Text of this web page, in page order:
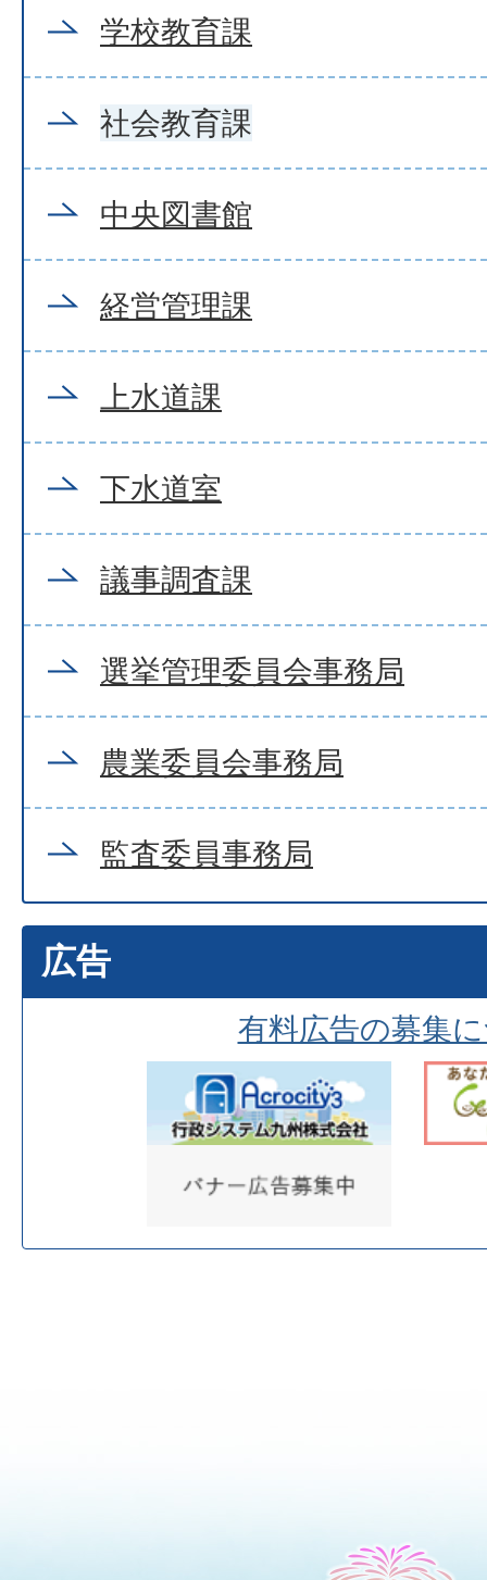
学校教育課
社会教育課
中央図書館
経営管理課
上水道課
下水道室
議事調査課
選挙管理委員会事務局
農業委員会事務局
監査委員事務局
広告
有料広告の募集